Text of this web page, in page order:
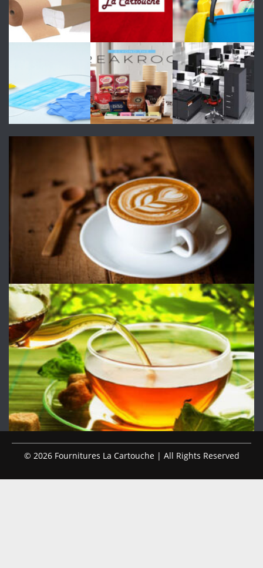
© 2026 Fournitures La Cartouche | All Rights Reserved